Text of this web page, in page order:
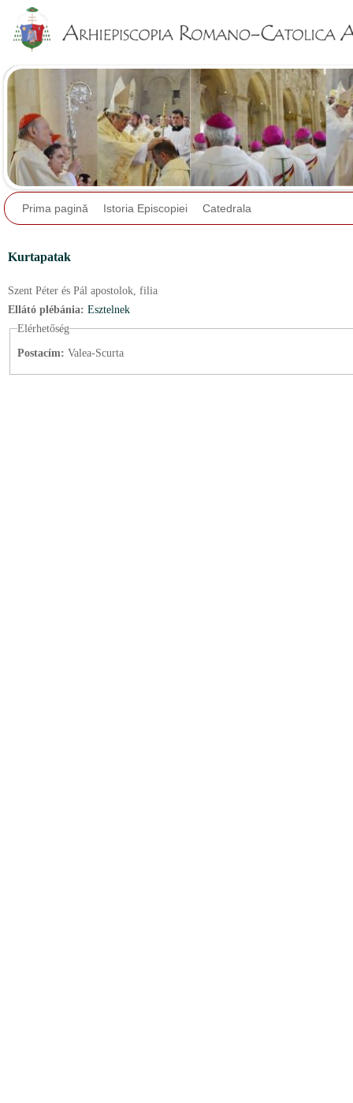
Prima pagină Istoria Episcopiei Catedrala
Kurtapatak
Szent Péter és Pál apostolok, filia
Ellátó plébánia: Esztelnek
Elérhetőség
Postacím: Valea-Scurta